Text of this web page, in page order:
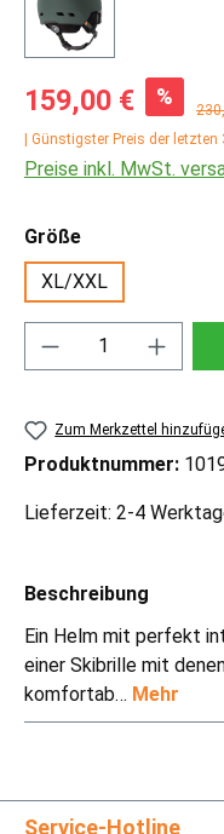
Verkaufspreis:
159,00 € %
| Günstigster Preis der letzten
Preise inkl. MwSt.
Größeauswählen
XL/XXL
Produkt
Zum Merkzettel
Produktnummer:
Lieferzeit: 2-4
Beschreibung
Ein Helm mit perfekt
einer Skibrille mit
komfortab… Mehr
Service-Hotline